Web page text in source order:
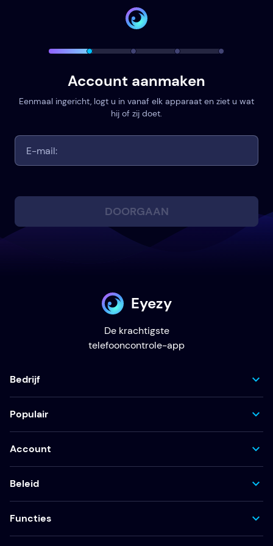
Account aanmaken
Eenmaal ingericht, logt u in vanaf elk apparaat en ziet u wat
hij of zij doet.
DOORGAAN
Eyezy
De krachtigste
telefooncontrole-app
Bedrijf
Populair
Account
Beleid
Functies